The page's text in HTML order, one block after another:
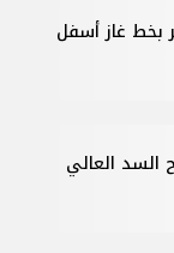
غاز أسفل
العالي